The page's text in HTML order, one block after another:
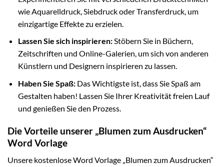
wie Aquarelldruck, Siebdruck oder Transferdruck, um
einzigartige Effekte zu erzielen.
Lassen Sie sich inspirieren:Stöbern Sie in Büchern,
Zeitschriften und Online-Galerien, um sich von anderen
Künstlern und Designern inspirieren zu lassen.
Haben Sie Spaß:Das Wichtigste ist, dass Sie Spaß am
Gestalten haben! Lassen Sie Ihrer Kreativität freien Lauf
und genießen Sie den Prozess.
Die Vorteile unserer „Blumen zum Ausdrucken“
Word Vorlage
Unsere kostenlose Word Vorlage „Blumen zum Ausdrucken“